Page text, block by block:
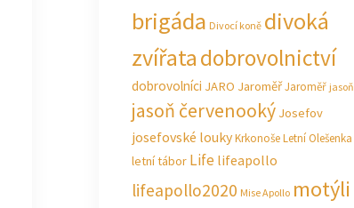
brigáda Divocí koně divoká
zvířatadobrovolnictví
dobrovolníci JARO JaroměřJaroměř jasoň
jasoň červenooký Josefov
josefovské loukyKrkonošeLetní Olešenka
letní tábor Life lifeapollo
lifeapollo2020 Mise Apollo motýli